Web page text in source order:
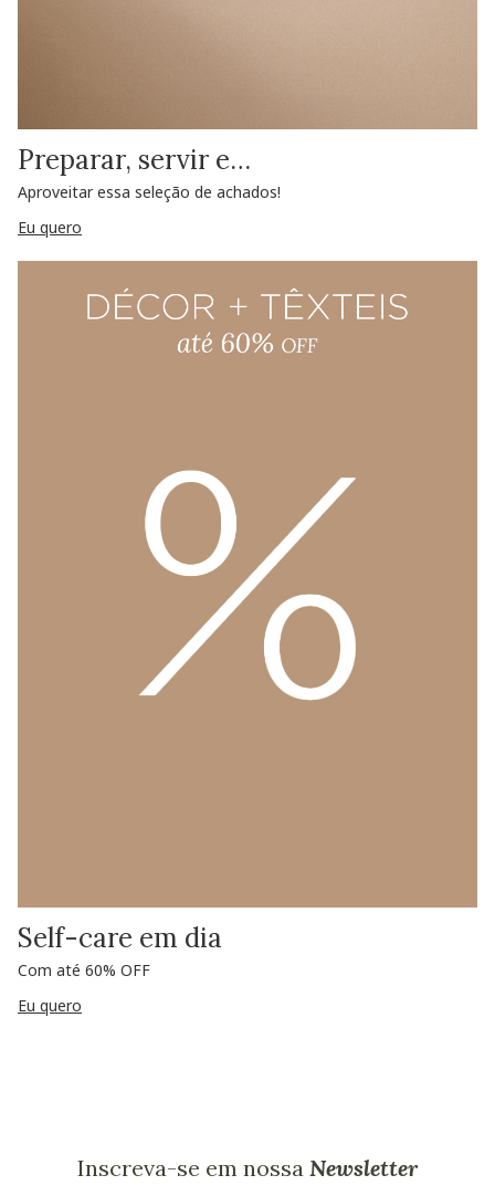
Preparar, servir e…
Aproveitar essa seleção de achados!
Eu quero
Self-care em dia
Com até 60% OFF
Eu quero
Inscreva-se em nossa Newsletter